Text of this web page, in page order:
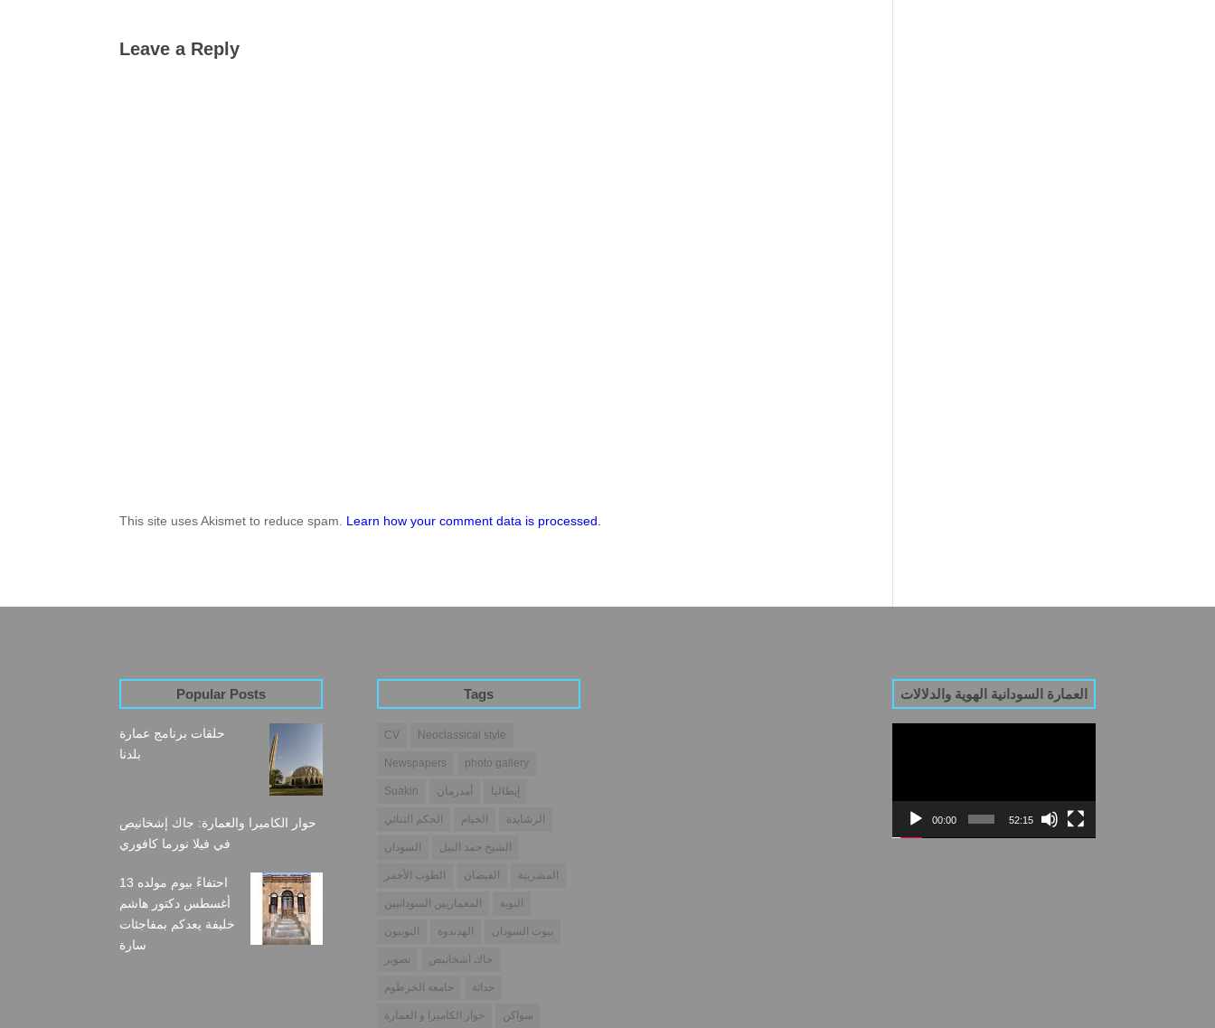
Leave a Reply
This site uses Akismet to reduce spam. Learn how your comment data is processed.
Popular Posts
حلقات برنامج عمارة
بلدنا
حوار الكاميرا والعمارة: جاك إشخانيص
في فيلا نورما كافوري
احتفاءً بيوم مولده 13
أغسطس دكتور هاشم
خليفة يعدكم بمفاجئات
سارة
Tags
CV Neoclassical style
Newspapers photo gallery
Suakin أمدرمان إيطاليا
الحكم الثنائي الخيام الرشايدة
السودان الشيخ حمد النيل
الطوب الأحمر الفيضان المشربية
المعماريين السودانيين النوبة
النوبيون الهدندوة بيوت السودان
تصوير جاك اشخانيص
جامعة الخرطوم حداثة
حوار الكاميرا و العمارة سواكن
العمارة السودانية الهوية والدلالات
00:00 52:15